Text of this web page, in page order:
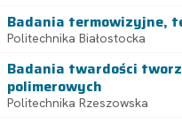
Badania termowizyjne,
Politechnika Białostocka
Badania twardości
polimerowych
Politechnika Rzeszowska